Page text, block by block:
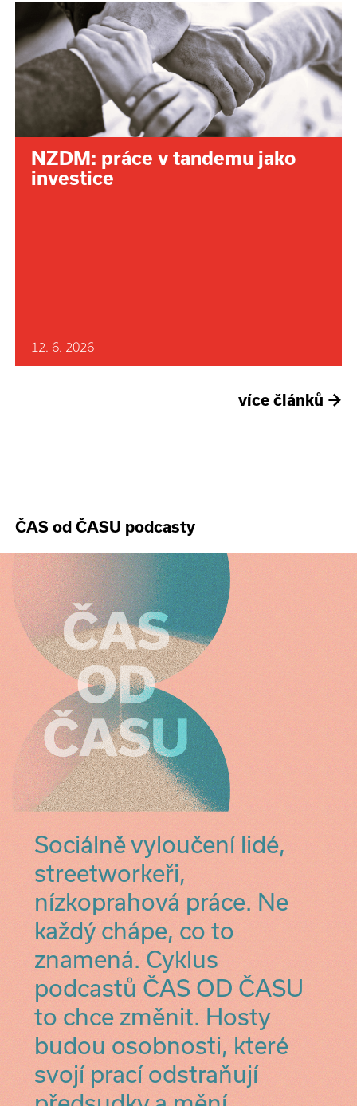
NZDM: práce v tandemu jako
investice
12. 6. 2026
více článků →
ČAS od ČASU podcasty
Sociálně vyloučení lidé,
streetworkeři,
nízkoprahová práce. Ne
každý chápe, co to
znamená. Cyklus
podcastů ČAS OD ČASU
to chce změnit. Hosty
budou osobnosti, které
svojí prací odstraňují